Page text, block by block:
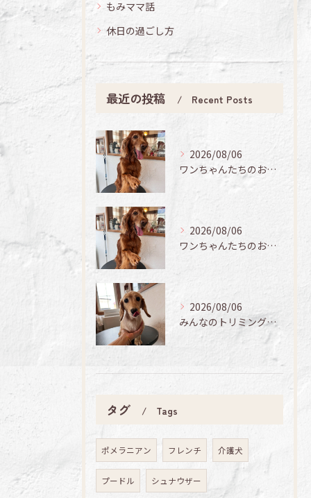
もみママ話
休日の過ごし方
最近の投稿 Recent Posts
2026/08/06
ワンちゃんたちのお手入れ日記🐶✨
2026/08/06
ワンちゃんたちのお手入れ日記🐶✨
2026/08/06
みんなのトリミング日記🌟
タグ Tags
ポメラニアン フレンチ 介護犬
プードル シュナウザー